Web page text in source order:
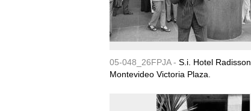
05-048_26FPJA - S.i. Hotel Radisson
Montevideo Victoria Plaza.